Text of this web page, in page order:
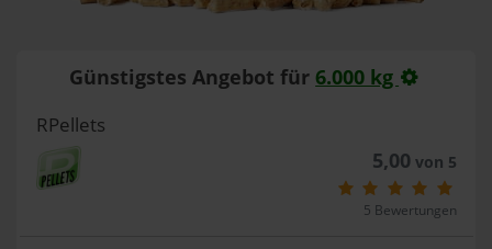
Günstigstes Angebot für 6.000 kg
RPellets
5,00 von 5
5 Bewertungen